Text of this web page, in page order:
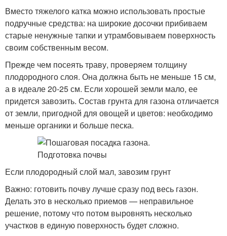
Вместо тяжелого катка можно использовать простые
подручные средства: на широкие досочки прибиваем
старые ненужные тапки и утрамбовываем поверхность
своим собственным весом.
Прежде чем посеять траву, проверяем толщину
плодородного слоя. Она должна быть не меньше 15 см,
а в идеале 20-25 см. Если хорошей земли мало, ее
придется завозить. Состав грунта для газона отличается
от земли, пригодной для овощей и цветов: необходимо
меньше органики и больше песка.
Если плодородный слой мал, завозим грунт
Важно: готовить почву лучше сразу под весь газон.
Делать это в несколько приемов — неправильное
решение, потому что потом выровнять несколько
участков в единую поверхность будет сложно.